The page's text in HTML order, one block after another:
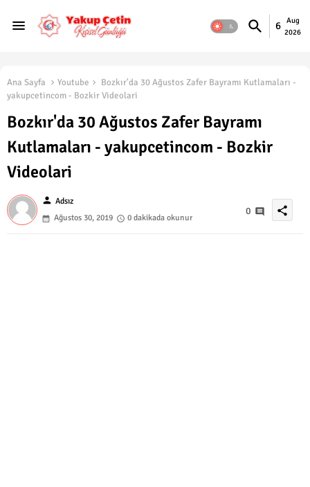
6
Aug
2026
Ana Sayfa Youtube
Bozkır'da 30 Ağustos Zafer Bayramı Kutlamaları -
yakupcetincom - Bozkir Videolari
Bozkır'da 30 Ağustos Zafer Bayramı
Kutlamaları - yakupcetincom - Bozkir
Videolari
person Adsız
Ağustos 30, 2019
0 dakikada okunur
0 share